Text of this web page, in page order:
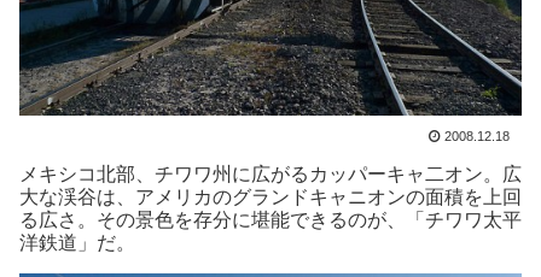
2008.12.18
メキシコ北部、チワワ州に広がるカッパーキャ二オン。広
大な渓谷は、アメリカのグランドキャニオンの面積を上回
る広さ。その景色を存分に堪能できるのが、「チワワ太平
洋鉄道」だ。